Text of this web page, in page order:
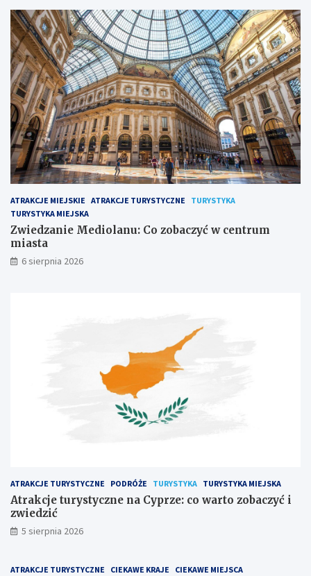
ATRAKCJE MIEJSKIE ATRAKCJE TURYSTYCZNE
TURYSTYKA
TURYSTYKA MIEJSKA
Zwiedzanie Mediolanu: Co zobaczyć w centrum
miasta
6 sierpnia 2026
ATRAKCJE TURYSTYCZNE PODRÓŻE TURYSTYKA TURYSTYKA MIEJSKA
Atrakcje turystyczne na Cyprze: co warto zobaczyć i
zwiedzić
5 sierpnia 2026
ATRAKCJE TURYSTYCZNE CIEKAWE KRAJE
CIEKAWE MIEJSCA